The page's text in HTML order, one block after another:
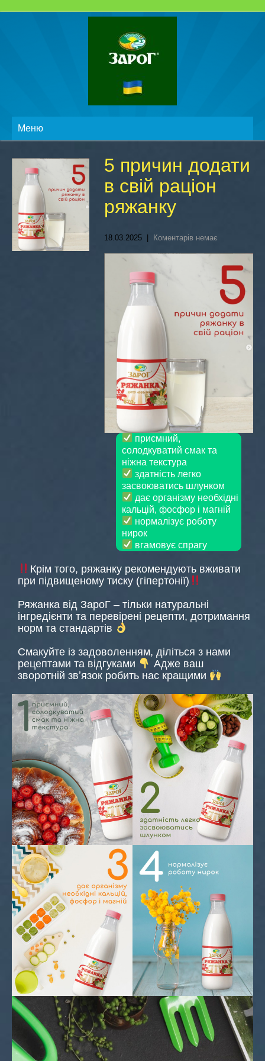
Меню
5 причин додати
в свій раціон
ряжанку
18.03.2025 Коментарів немає
приємний,
солодкуватий смак та
ніжна текстура
здатність легко
засвоюватись шлунком
дає організму необхідні
кальцій, фосфор і магній
нормалізує роботу
нирок
вгамовує спрагу
Крім того, ряжанку рекомендують вживати
при підвищеному тиску (гіпертонії)
Ряжанка від ЗароГ – тільки натуральні
інгредієнти та перевірені рецепти, дотримання
норм та стандартів
Смакуйте із задоволенням, діліться з нами
рецептами та відгуками
Адже ваш
зворотній звʼязок робить нас кращими